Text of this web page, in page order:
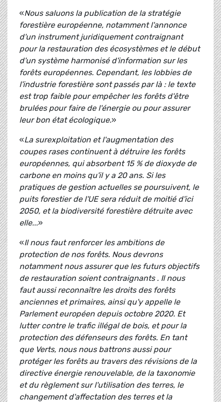
«Nous saluons la publication de la stratégie
forestière européenne, notamment l'annonce
d'un instrument juridiquement contraignant
pour la restauration des écosystèmes et le début
d'un système harmonisé d'information sur les
forêts européennes. Cependant, les lobbies de
l'industrie forestière sont passés par là : le texte
est trop faible pour empêcher les forêts d'être
brulées pour faire de l'énergie ou pour assurer
leur bon état écologique.»
«La surexploitation et l'augmentation des
coupes rases continuent à détruire les forêts
européennes, qui absorbent 15 % de dioxyde de
carbone en moins qu'il y a 20 ans. Si les
pratiques de gestion actuelles se poursuivent, le
puits forestier de l'UE sera réduit de moitié d'ici
2050, et la biodiversité forestière détruite avec
elle...»
«Il nous faut renforcer les ambitions de
protection de nos forêts. Nous devrons
notamment nous assurer que les futurs objectifs
de restauration soient contraignants . Il nous
faut aussi reconnaître les droits des forêts
anciennes et primaires, ainsi qu'y appelle le
Parlement européen depuis octobre 2020. Et
lutter contre le trafic illégal de bois, et pour la
protection des défenseurs des forêts. En tant
que Verts, nous nous battrons aussi pour
protéger les forêts au travers des révisions de la
directive énergie renouvelable, de la taxonomie
et du règlement sur l'utilisation des terres, le
changement d'affectation des terres et la